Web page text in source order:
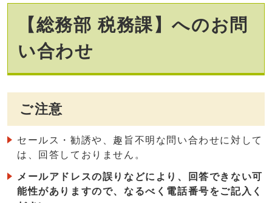
【総務部 税務課】へのお問
い合わせ
ご注意
セールス・勧誘や、趣旨不明な問い合わせに対して
は、回答しておりません。
メールアドレスの誤りなどにより、回答できない可
能性がありますので、なるべく電話番号をご記入く